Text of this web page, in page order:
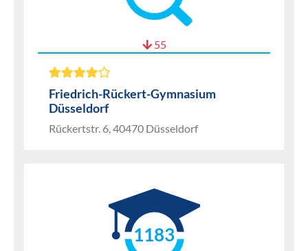
55
Friedrich-Rückert-Gymnasium
Düsseldorf
Rückertstr. 6, 40470 Düsseldorf
1183